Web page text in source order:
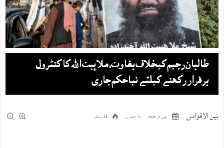
طالبان رجیم کیخلاف بغاوت، ملا ہبت اللہ کا کنٹرول
برقرار رکھنے کیلئے نیاحکم جاری
بین الاقوامی جون 3, 2026 0 تبصرے 34 مناظر